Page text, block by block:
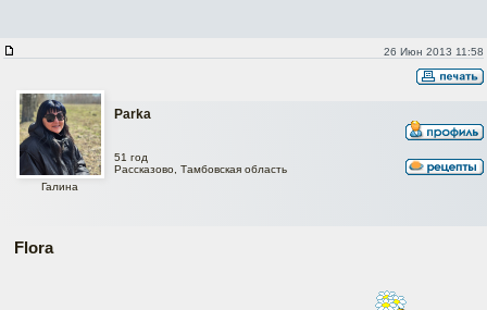
26 Июн 2013 11:58
Parka
Галина
51 год
Рассказово, Тамбовская область
Flora